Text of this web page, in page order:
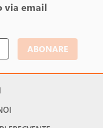
via email
ABONARE